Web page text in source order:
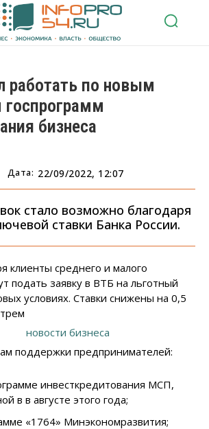
работать по новым
бизнеса
Дата: 22/09/2022, 12:07
стало возможно благодаря
ставки Банка России.
клиенты среднего и малого
подать заявку в ВТБ на льготный
условиях. Ставки снижены на 0,5
поддержки предпринимателей:
инвесткредитования МСП,
в в августе этого года;
«1764» Минэкономразвития;